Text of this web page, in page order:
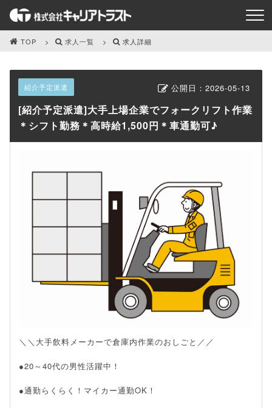
TOP 求人一覧 求人詳細
公開日：2026-05-13
紹介予定派遣
[紹介予定派遣]大手上場企業でフォークリフト作業
＊シフト勤務＊高時給1,500円＊車通勤可♪
＼＼大手飲料メーカーで倉庫内作業のおしごと／／
●20～40代の男性活躍中！
●通勤らくらく！マイカー通勤OK！